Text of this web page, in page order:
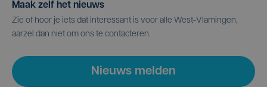
Maak zelf het nieuws
Zie of hoor je iets dat interessant is voor alle West-Vlamingen,
aarzel dan niet om ons te contacteren.
Nieuws melden